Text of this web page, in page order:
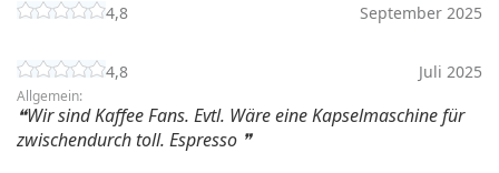
4,8 September 2025
4,8 Juli 2025
Allgemein:
Wir sind Kaffee Fans. Evtl. Wäre eine Kapselmaschine für
zwischendurch toll. Espresso